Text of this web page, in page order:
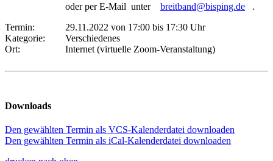
oder per E-Mail unter breitband@bisping.de .
Termin:
29.11.2022 von 17:00 bis 17:30 Uhr
Kategorie:
Verschiedenes
Ort:
Internet (virtuelle Zoom-Veranstaltung)
Downloads
Den gewählten Termin als VCS-Kalenderdatei downloaden
Den gewählten Termin als iCal-Kalenderdatei downloaden